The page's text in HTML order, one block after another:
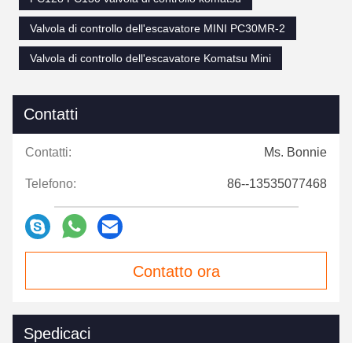
Valvola di controllo dell'escavatore MINI PC30MR-2
Valvola di controllo dell'escavatore Komatsu Mini
Contatti
Contatti: Ms. Bonnie
Telefono: 86--13535077468
Contatto ora
Spedicaci